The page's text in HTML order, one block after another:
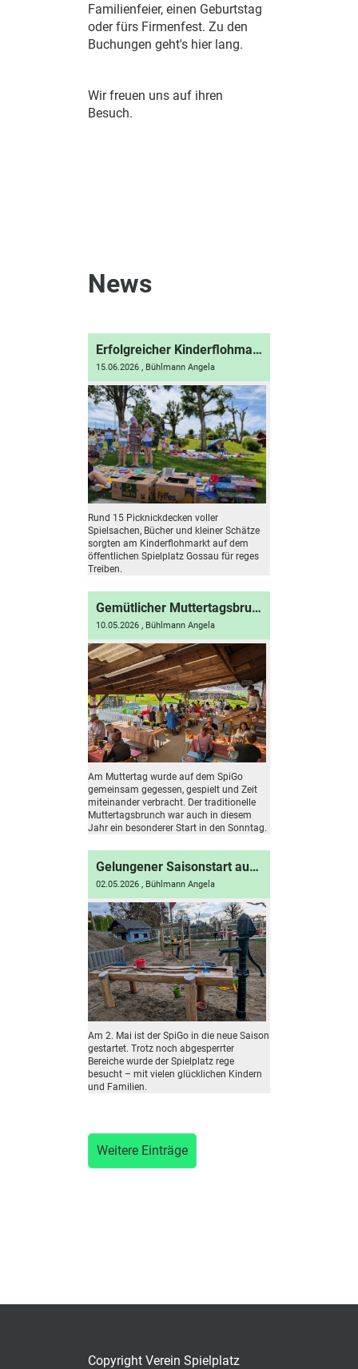
Familienfeier, einen Geburtstag
oder fürs Firmenfest. Zu den
Buchungen geht's hier lang.
Wir freuen uns auf ihren
Besuch.
News
Erfolgreicher Kinderflohmarkt auf dem Spielplatz Gossau
15.06.2026 , Bühlmann Angela
Rund 15 Picknickdecken voller
Spielsachen, Bücher und kleiner Schätze
sorgten am Kinderflohmarkt auf dem
öffentlichen Spielplatz Gossau für reges
Treiben.
Gemütlicher Muttertagsbrunch auf dem SpiGo
10.05.2026 , Bühlmann Angela
Am Muttertag wurde auf dem SpiGo
gemeinsam gegessen, gespielt und Zeit
miteinander verbracht. Der traditionelle
Muttertagsbrunch war auch in diesem
Jahr ein besonderer Start in den Sonntag.
Gelungener Saisonstart auf dem SpiGo
02.05.2026 , Bühlmann Angela
Am 2. Mai ist der SpiGo in die neue Saison
gestartet. Trotz noch abgesperrter
Bereiche wurde der Spielplatz rege
besucht – mit vielen glücklichen Kindern
und Familien.
Weitere Einträge
Copyright Verein Spielplatz